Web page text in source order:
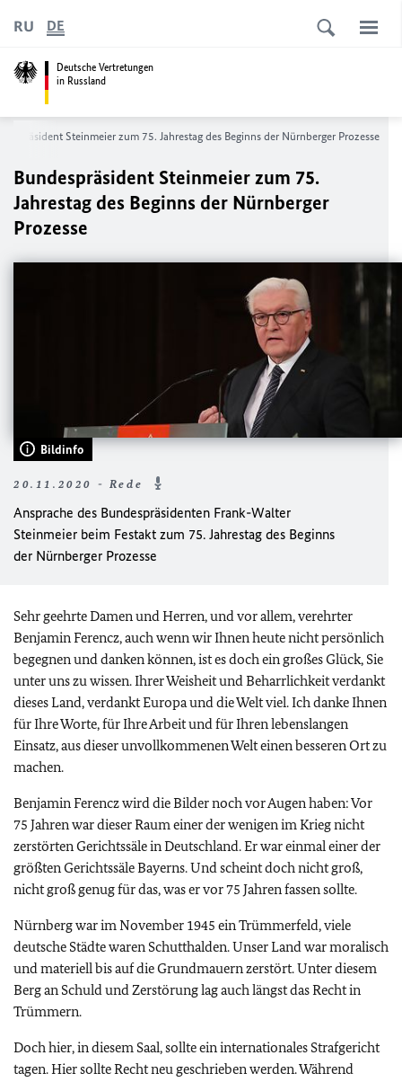
Deutsche Vertretungen
in Russland
RU DE
Steinmeier zum 75. Jahrestag des Beginns der Nürnberger Prozesse
Bundespräsident Steinmeier zum 75.
Jahrestag des Beginns der Nürnberger
Prozesse
Bildinfo
20.11.2020 - Rede
Ansprache des Bundespräsidenten Frank-Walter
Steinmeier beim Festakt zum 75. Jahrestag des Beginns
der Nürnberger Prozesse
Sehr geehrte Damen und Herren, und vor allem, verehrter
Benjamin Ferencz, auch wenn wir Ihnen heute nicht persönlich
begegnen und danken können, ist es doch ein großes Glück, Sie
unter uns zu wissen. Ihrer Weisheit und Beharrlichkeit verdankt
dieses Land, verdankt Europa und die Welt viel. Ich danke Ihnen
für Ihre Worte, für Ihre Arbeit und für Ihren lebenslangen
Einsatz, aus dieser unvollkommenen Welt einen besseren Ort zu
machen.
Benjamin Ferencz wird die Bilder noch vor Augen haben: Vor
75 Jahren war dieser Raum einer der wenigen im Krieg nicht
zerstörten Gerichtssäle in Deutschland. Er war einmal einer der
größten Gerichtssäle Bayerns. Und scheint doch nicht groß,
nicht groß genug für das, was er vor 75 Jahren fassen sollte.
Nürnberg war im November 1945 ein Trümmerfeld, viele
deutsche Städte waren Schutthalden. Unser Land war moralisch
und materiell bis auf die Grundmauern zerstört. Unter diesem
Berg an Schuld und Zerstörung lag auch längst das Recht in
Trümmern.
Doch hier, in diesem Saal, sollte ein internationales Strafgericht
tagen. Hier sollte Recht neu geschrieben werden. Während